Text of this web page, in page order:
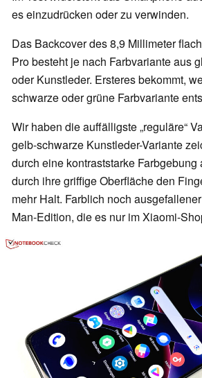
es einzudrücken oder zu verwinden.
Das Backcover des 8,9 Millimeter
Pro besteht je nach Farbvariante aus
oder Kunstleder. Ersteres bekommt,
schwarze oder grüne Farbvariante
Wir haben die auffälligste „reguläre“
gelb-schwarze Kunstleder-Variante
durch eine kontraststarke Farbgebung
durch ihre griffige Oberfläche den
mehr Halt. Farblich noch
Man-Edition, die es nur im Xiaomi-